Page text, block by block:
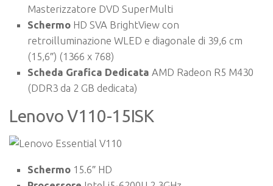
Masterizzatore DVD SuperMulti
Schermo HD SVA BrightView con
retroilluminazione WLED e diagonale di 39,6 cm
(15,6″) (1366 x 768)
Scheda Grafica Dedicata AMD Radeon R5 M430
(DDR3 da 2 GB dedicata)
Lenovo V110-15ISK
Schermo 15.6″ HD